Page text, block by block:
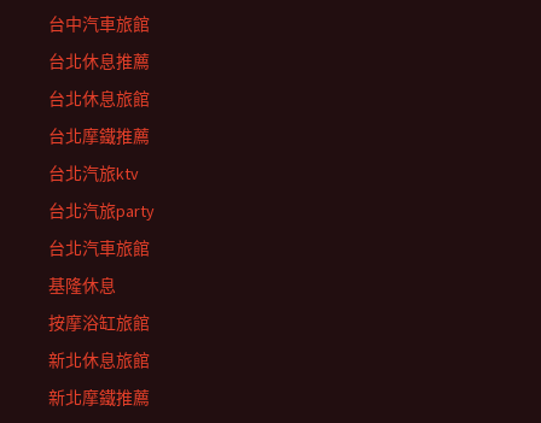
台中汽車旅館
台北休息推薦
台北休息旅館
台北摩鐵推薦
台北汽旅ktv
台北汽旅party
台北汽車旅館
基隆休息
按摩浴缸旅館
新北休息旅館
新北摩鐵推薦